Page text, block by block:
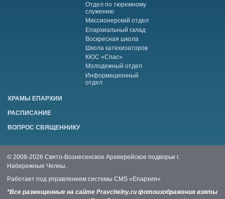
Отдел по тюремному
служению
Миссионерский отдел
Епархиальный склад
Воскресная школа
Школа катехизаторов
КЮС «Спас»
Молодежный отдел
Информационный
отдел
ХРАМЫ ЕПАРХИИ
РАСПИСАНИЕ
ВОПРОС СВЯЩЕННИКУ
© 2008-2026 Свято-Вознесенское Архиерейское подворье г.
Набережные Челны.
Работает под управлением системы CMS «Епархия»
*Все размещенные на сайте Pravchelny.ru фотоизображения взяты